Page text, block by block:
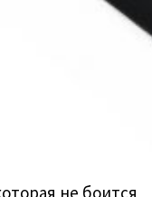
не боится